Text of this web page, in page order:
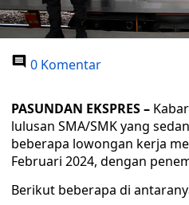
0 Komentar
PASUNDAN EKSPRES –
lulusan SMA/SMK yang
beberapa lowongan kerja
Februari 2024, dengan
Berikut beberapa di